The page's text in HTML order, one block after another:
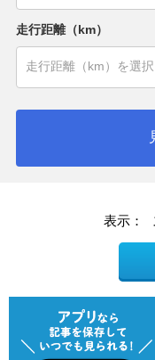
走行距離（km）
表示：